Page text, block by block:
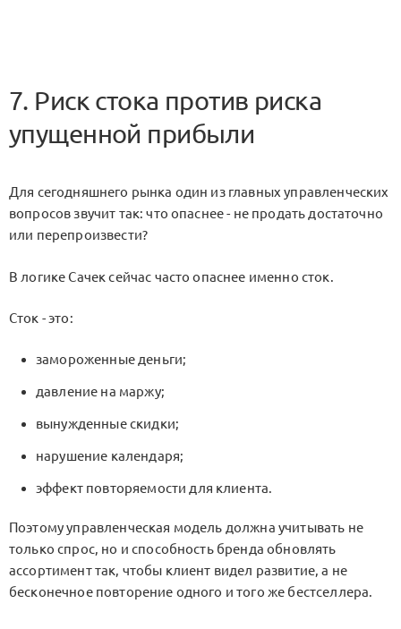
7. Риск стока против риска
упущенной прибыли
Для сегодняшнего рынка один из главных управленческих
вопросов звучит так: что опаснее - не продать достаточно
или перепроизвести?
В логике Сачек сейчас часто опаснее именно сток.
Сток - это:
замороженные деньги;
давление на маржу;
вынужденные скидки;
нарушение календаря;
эффект повторяемости для клиента.
Поэтому управленческая модель должна учитывать не
только спрос, но и способность бренда обновлять
ассортимент так, чтобы клиент видел развитие, а не
бесконечное повторение одного и того же бестселлера.